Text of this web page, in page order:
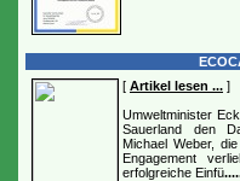
[ Artikel lesen ... ]
Umweltminister
Sauerland den
Michael Weber,
Engagement
erfolgreiche Einfü